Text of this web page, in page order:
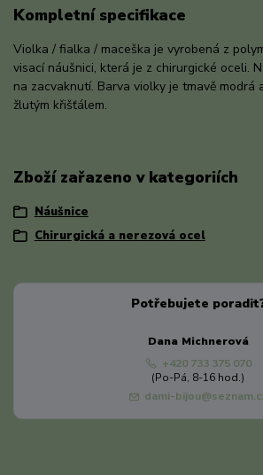
Kompletní specifikace
Violka / fialka / maceška je vyrobená z
visací náušnici, která je z chirurgické oceli.
na zacvaknutí. Barva violky je tmavě modrá
žlutým křišťálem.
Zboží zařazeno v kategoriích
Náušnice
Chirurgická a nerezová ocel
Potřebujete
Dana Michnerová
+420 733 375 070
(Po-Pá, 8-16 hod.)
dami-